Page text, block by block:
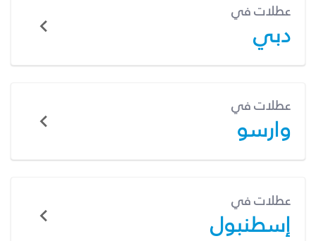
عطلات في
دبي
عطلات في
وارسو
عطلات في
إسطنبول